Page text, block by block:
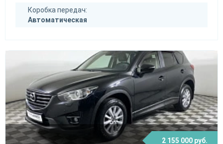
Коробка передач:
Автоматическая
2 155 000 руб.